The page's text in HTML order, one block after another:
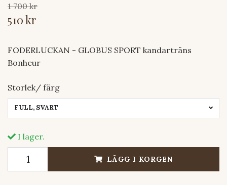
1 700 kr
510 kr
FODERLUCKAN - GLOBUS SPORT kandarträns
Bonheur
Storlek/ färg
FULL, SVART
I lager.
LÄGG I KORGEN